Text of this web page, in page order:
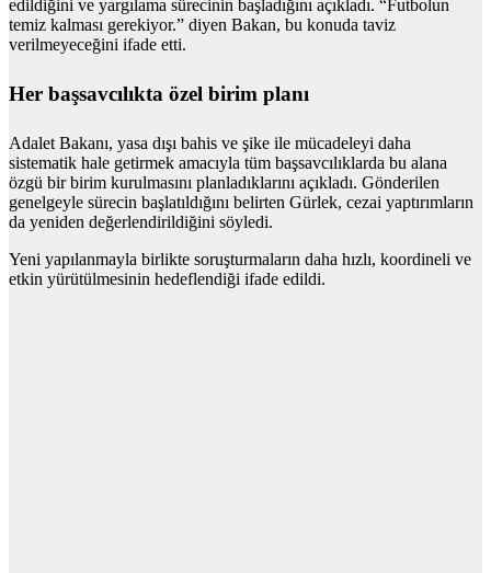
edildiğini ve yargılama sürecinin başladığını açıkladı. “Futbolun
temiz kalması gerekiyor.” diyen Bakan, bu konuda taviz
verilmeyeceğini ifade etti.
Her başsavcılıkta özel birim planı
Adalet Bakanı, yasa dışı bahis ve şike ile mücadeleyi daha
sistematik hale getirmek amacıyla tüm başsavcılıklarda bu alana
özgü bir birim kurulmasını planladıklarını açıkladı. Gönderilen
genelgeyle sürecin başlatıldığını belirten Gürlek, cezai yaptırımların
da yeniden değerlendirildiğini söyledi.
Yeni yapılanmayla birlikte soruşturmaların daha hızlı, koordineli ve
etkin yürütülmesinin hedeflendiği ifade edildi.